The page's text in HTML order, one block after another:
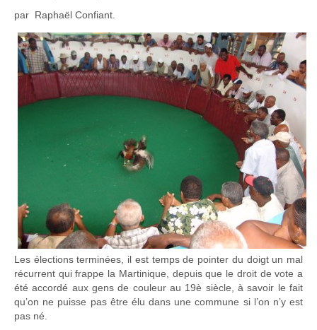
par Raphaël Confiant.
Les élections terminées, il est temps de pointer du doigt un mal
récurrent qui frappe la Martinique, depuis que le droit de vote a
été accordé aux gens de couleur au 19è siècle, à savoir le fait
qu’on ne puisse pas être élu dans une commune si l’on n’y est
pas né.